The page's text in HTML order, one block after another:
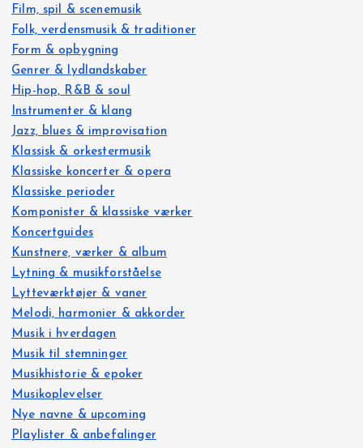
Film, spil & scenemusik
Folk, verdensmusik & traditioner
Form & opbygning
Genrer & lydlandskaber
Hip-hop, R&B & soul
Instrumenter & klang
Jazz, blues & improvisation
Klassisk & orkestermusik
Klassiske koncerter & opera
Klassiske perioder
Komponister & klassiske værker
Koncertguides
Kunstnere, værker & album
Lytning & musikforståelse
Lytteværktøjer & vaner
Melodi, harmonier & akkorder
Musik i hverdagen
Musik til stemninger
Musikhistorie & epoker
Musikoplevelser
Nye navne & upcoming
Playlister & anbefalinger